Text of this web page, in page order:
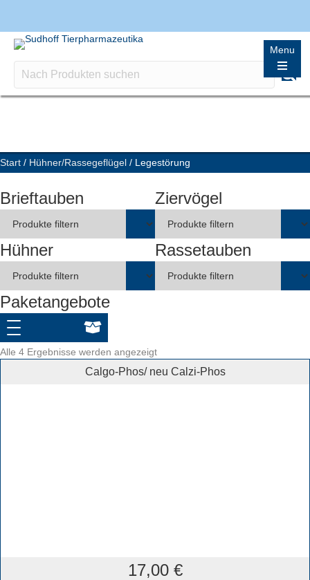
Menu
Start / Hühner/Rassegeflügel / Legestörung
Brieftauben Ziervögel
Hühner Rassetauben
Paketangebote
Alle 4 Ergebnisse werden angezeigt
Calgo-Phos/ neu Calzi-Phos
17,00 €